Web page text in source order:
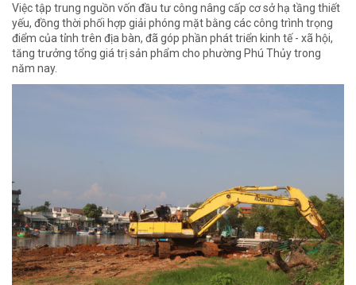
Việc tập trung nguồn vốn đầu tư công nâng cấp cơ sở hạ tầng thiết
yếu, đồng thời phối hợp giải phóng mặt bằng các công trình trọng
điểm của tỉnh trên địa bàn, đã góp phần phát triển kinh tế - xã hội,
tăng trưởng tổng giá trị sản phẩm cho phường Phú Thủy trong
năm nay.